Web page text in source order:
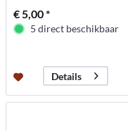
€ 5,00 *
5 direct beschikbaar
Details